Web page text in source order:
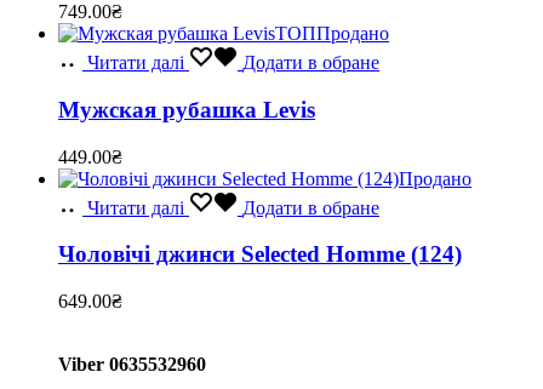
749.00₴
ТОППродано
Читати далі
Додати в обране
Мужская рубашка Levis
449.00₴
Продано
Читати далі
Додати в обране
Чоловічі джинси Selected Homme (124)
649.00₴
Viber 0635532960